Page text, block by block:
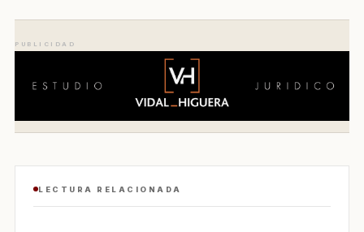
PUBLICIDAD
LECTURA RELACIONADA